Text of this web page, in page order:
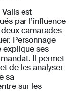
est
par l’influence
camarades
Personnage
explique ses
Il permet
de les analyser
sa
sur les